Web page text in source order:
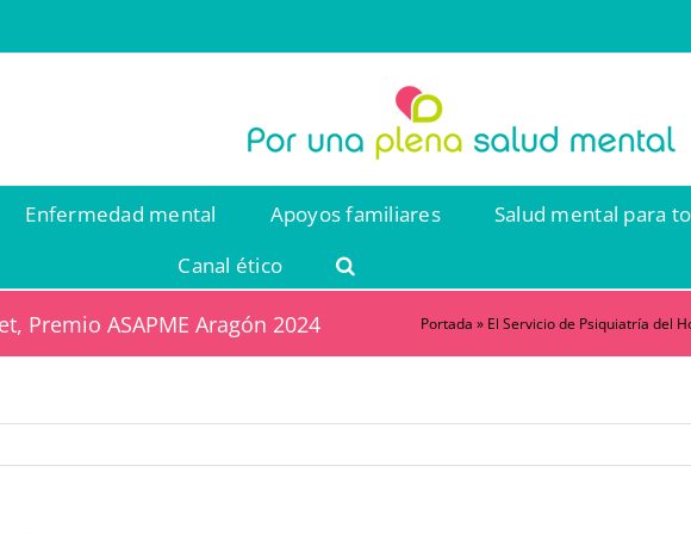
Enfermedad mental Apoyos familiares Salud mental para
Canal ético
Premio ASAPME Aragón 2024 Portada » El Servicio de Psiquiatría del